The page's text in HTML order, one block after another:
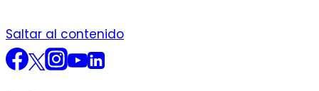
Saltar al contenido